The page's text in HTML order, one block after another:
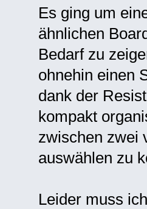
Es ging um
ähnlichen
Bedarf zu
ohnehin einen
dank der
kompakt
zwischen zwei
auswählen zu
Leider muss